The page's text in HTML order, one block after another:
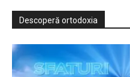
Descoperă ortodoxia